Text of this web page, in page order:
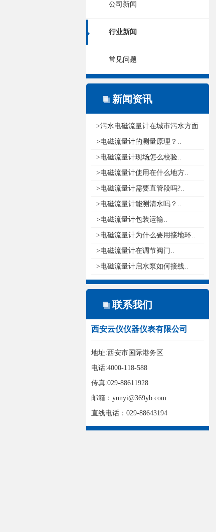
公司新闻
行业新闻
常见问题
新闻资讯
>污水电磁流量计在城市污水方面
的应..
>电磁流量计的测量原理？..
>电磁流量计现场怎么校验..
>电磁流量计使用在什么地方..
>电磁流量计需要直管段吗?..
>电磁流量计能测清水吗？..
>电磁流量计包装运输..
>电磁流量计为什么要用接地环..
>电磁流量计在调节阀门..
>电磁流量计启水泵如何接线..
联系我们
西安云仪仪器仪表有限公司
地址:西安市国际港务区
电话:4000-118-588
传真:029-88611928
邮箱：yunyi@369yb.com
直线电话：029-88643194